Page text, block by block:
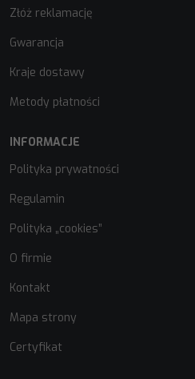
Złóż reklamację
Gwarancja
Kraje dostawy
Metody płatności
INFORMACJE
Polityka prywatności
Regulamin
Polityka „cookies”
O firmie
Kontakt
Mapa strony
Certyfikat